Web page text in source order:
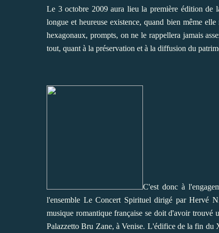
Le 3 octobre 2009 aura lieu la première édition de
longue et heureuse existence, quand bien même
hexagonaux, prompts, on ne le rappellera jamais
tout, quant à la préservation et à la diffusion du
C'est donc à
l'ensemble Le Concert Spirituel dirigé par Hervé
musique romantique française se doit d'avoir trouvé
Palazzetto Bru Zane, à Venise. L'édifice de la fin du